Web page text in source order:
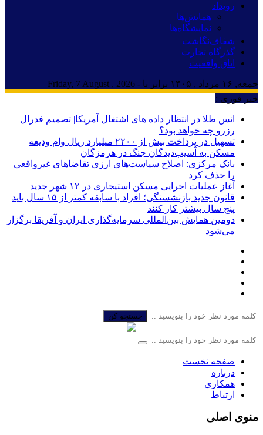
رویداد
همایش‌ها
نمایشگاه‌ها
شفاف‌نگاشت
گذرگاه تجارت
اتاق واقعیت
جمعه, ۱۶ مرداد , ۱۴۰۵ برابر با - Friday, 7 August , 2026
خبر فوری :
انس طلا در انتظار داده های اشتغال آمریکا| تصمیم فدرال
رزرو چه خواهد بود؟
تسهیل در پرداخت بیش از ۲۲۰۰ میلیارد ریال وام ودیعه
مسکن به آسیب‌دیدگان جنگ در هرمزگان
بانک مرکزی: اصلاح سیاست‌های ارزی تقاضاهای غیرواقعی
را حذف کرد
آغاز عملیات اجرایی مسکن استیجاری در ۱۲ شهر جدید
قانون جدید بازنشستگی؛ افراد با سابقه کمتر از ۱۵ سال باید
پنج سال بیشتر کار کنند
دومین همایش بین‌المللی سرمایه‌گذاری ایران و آفریقا برگزار
می‌شود
جستجو کن
صفحه نخست
درباره
همکاری
ارتباط
منوی اصلی